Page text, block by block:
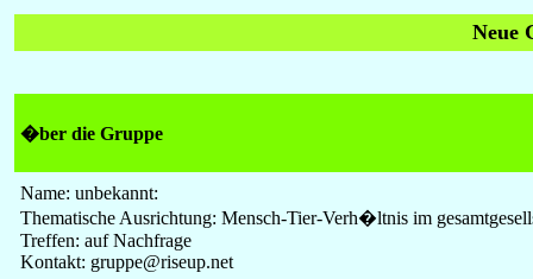
Neue
�ber die Gruppe
Name: unbekannt:
Thematische Ausrichtung: Mensch-Tier-Verh�ltnis im
Treffen: auf Nachfrage
Kontakt: gruppe@riseup.net